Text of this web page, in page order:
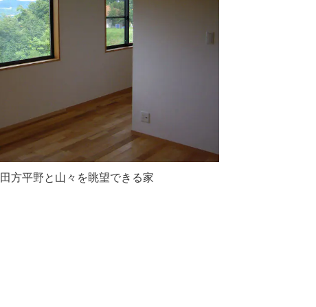
田方平野と山々を眺望できる家